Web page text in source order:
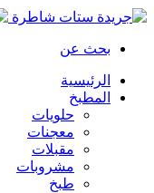
بحث عن
الرئيسية
المطبخ
حلويات
معجنات
مقبلات
مشروبات
طبخ